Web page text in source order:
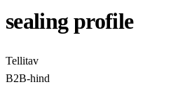
sealing profile
Tellitav
B2B-hind